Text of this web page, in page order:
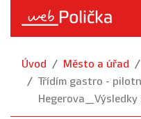
Úvod Město a úřad
Třídím gastro -
Hegerova_Výsledky